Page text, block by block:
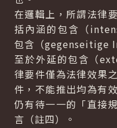
在邏輯上，所謂法律
括內涵的包含（
包含（gegenseitige
至於外延的包含（
律要件僅為法律效果
件，不能推出均為有
仍有待一一的「直接
言（註四）。